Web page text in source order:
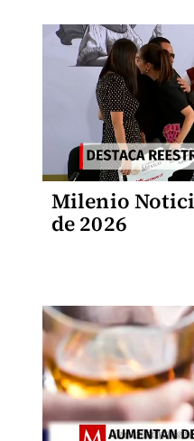
Milenio
de 2026